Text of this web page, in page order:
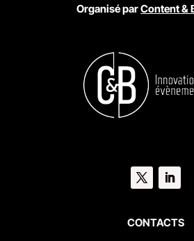
Organisé parContent &
CONTACTS